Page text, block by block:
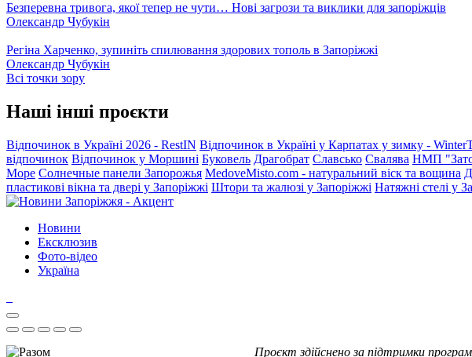
Безперевна тривога, якої тепер не чути… Нові загрози та виклики для запоріжців
Олександр Чубукін
Регіна Харченко, зупиніть спилювання здорових тополь в Запоріжжі
Олександр Чубукін
Всі точки зору
Наші інші проєкти
Відпочинок в Україні 2026 - RestIN Відпочинок в Україні у Карпатах у зимку -
відпочинок Відпочинок у Моршині Буковель Драгобрат Славсько Свалява НМП
Море Солнечные панели Запорожья MedoveMisto.com - натуральний віск та вощина
пластикові вікна та двері у Запоріжжі Штори та жалюзі у Запоріжжі Натяжні стелі у
Новини
Ексклюзив
Фото-відео
Україна
Проєкт здійснено за підтримки